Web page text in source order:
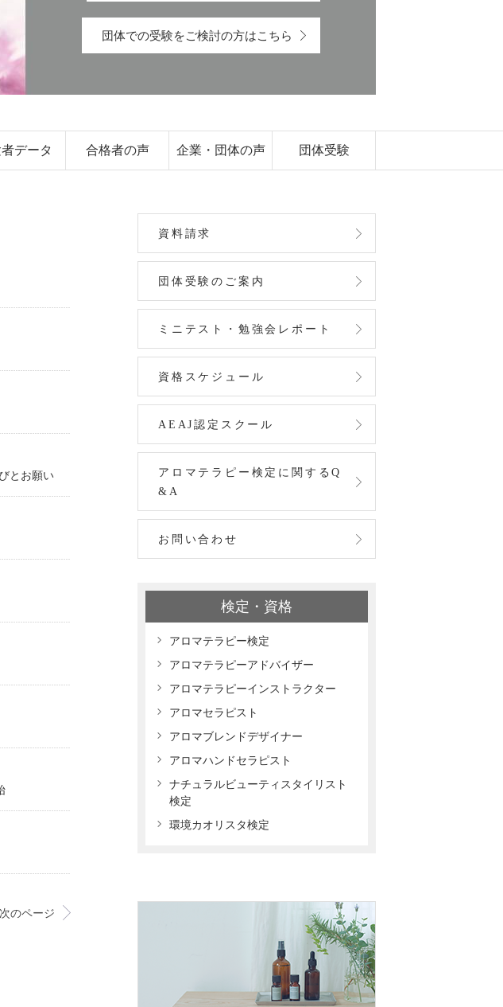
団体での受験をご検討の方はこちら
データ 合格者の声 企業・団体の声 団体受験
とお願い
次のページ
資料請求
団体受験のご案内
ミニテスト・勉強会レポート
資格スケジュール
AEAJ認定スクール
アロマテラピー検定に関するQ
&A
お問い合わせ
検定・資格
アロマテラピー検定
アロマテラピーアドバイザー
アロマテラピーインストラクター
アロマセラピスト
アロマブレンドデザイナー
アロマハンドセラピスト
ナチュラルビューティスタイリスト
検定
環境カオリスタ検定